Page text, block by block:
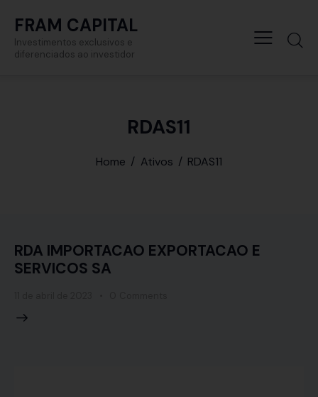
FRAM CAPITAL
Investimentos exclusivos e
diferenciados ao investidor
RDAS11
Home Ativos RDAS11
RDA IMPORTACAO EXPORTACAO E
SERVICOS SA